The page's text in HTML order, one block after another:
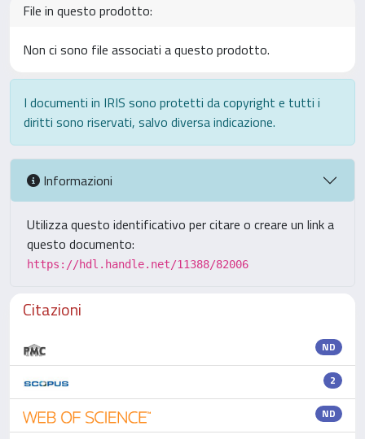
File in questo prodotto:
Non ci sono file associati a questo prodotto.
I documenti in IRIS sono protetti da copyright e tutti i
diritti sono riservati, salvo diversa indicazione.
Informazioni
Utilizza questo identificativo per citare o creare un link a
questo documento:
https://hdl.handle.net/11388/82006
Citazioni
ND
2
ND